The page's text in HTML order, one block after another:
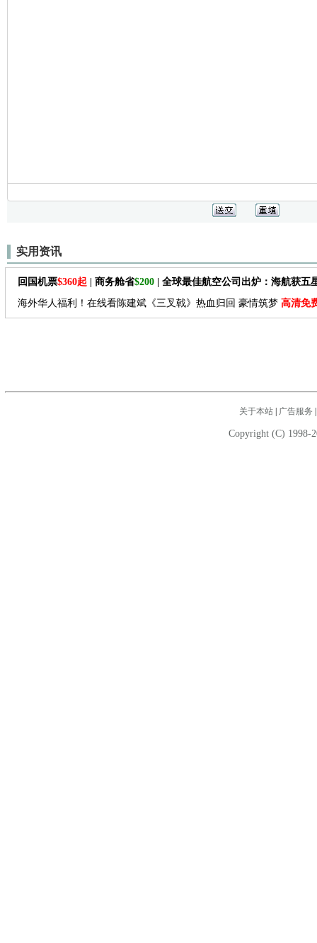
实用资讯
回国机票$360起 | 商务舱省$200 | 全球最佳航空公司出炉：海航获五
海外华人福利！在线看陈建斌《三叉戟》热血归回 豪情筑梦 高清免
关于本站| 广告服务
Copyright (C) 1998-